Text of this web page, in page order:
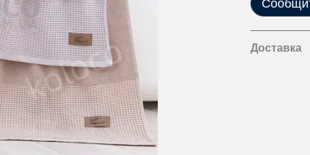
Доставка